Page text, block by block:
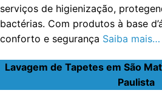
serviços de higienização,
bactérias. Com produtos à base
conforto e segurança Saiba mais…
Lavagem de Tapetes em São
Paulista